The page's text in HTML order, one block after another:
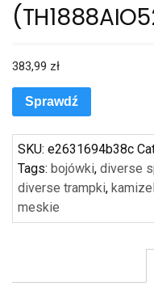
383,99 zł
Sprawdź
SKU: e2631694b38c
Tags: bojówki, diverse
diverse trampki,
meskie